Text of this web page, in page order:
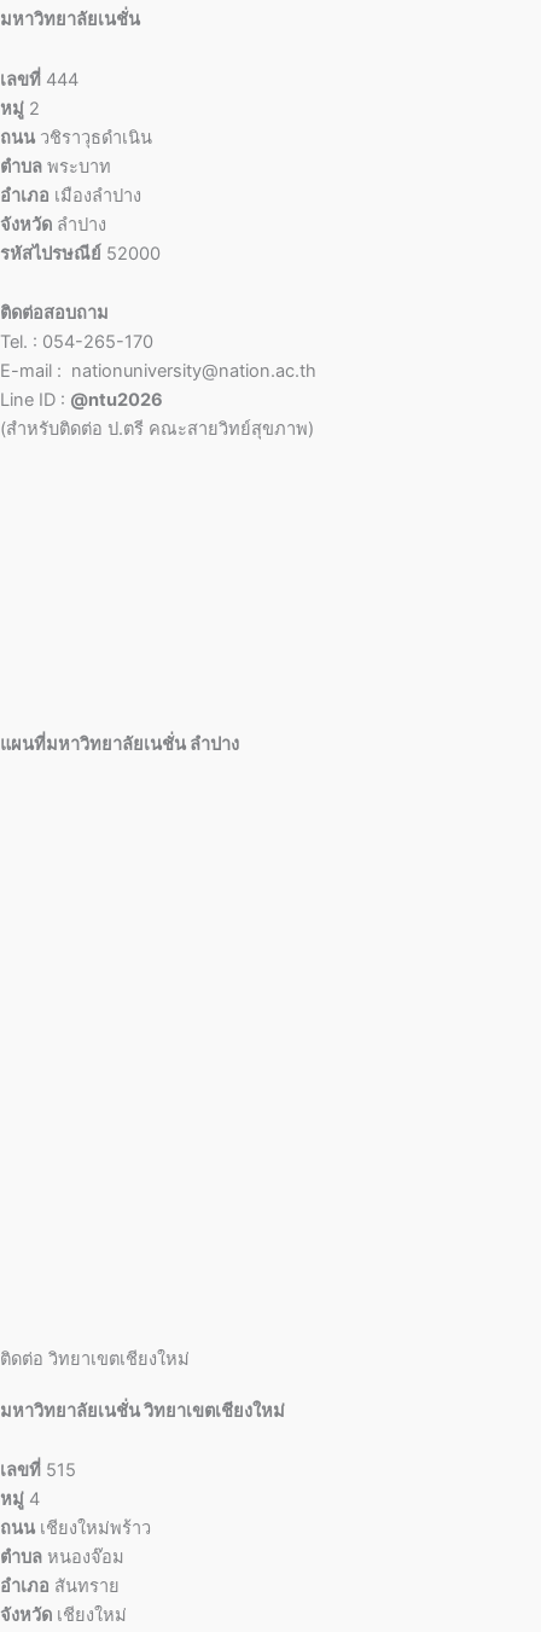
มหาวิทยาลัยเนชั่น
เลขที่ 444
หมู่ 2
ถนน วชิราวุธดำเนิน
ตำบล พระบาท
อำเภอ เมืองลำปาง
จังหวัด ลำปาง
รหัสไปรษณีย์ 52000
ติดต่อสอบถาม
Tel. : 054-265-170
E-mail : nationuniversity@nation.ac.th
Line ID : @ntu2026
(สำหรับติดต่อ ป.ตรี คณะสายวิทย์สุขภาพ)
แผนที่มหาวิทยาลัยเนชั่น ลำปาง
ติดต่อ วิทยาเขตเชียงใหม่
มหาวิทยาลัยเนชั่น วิทยาเขตเชียงใหม่
เลขที่ 515
หมู่ 4
ถนน เชียงใหม่พร้าว
ตำบล หนองจ๊อม
อำเภอ สันทราย
จังหวัด เชียงใหม่